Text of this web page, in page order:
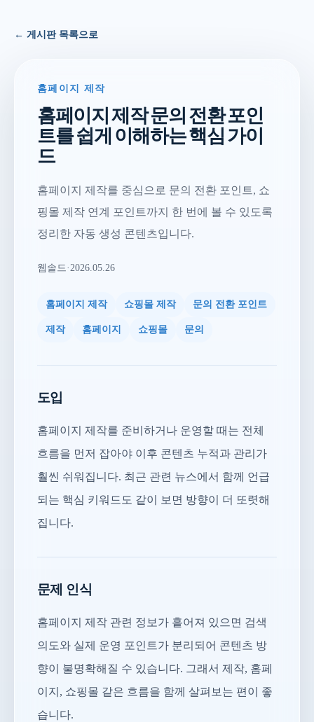
← 게시판 목록으로
홈페이지 제작
홈페이지 제작 문의 전환 포인
트를 쉽게 이해하는 핵심 가이
드
홈페이지 제작를 중심으로 문의 전환 포인트, 쇼
핑몰 제작 연계 포인트까지 한 번에 볼 수 있도록
정리한 자동 생성 콘텐츠입니다.
웹솔드·2026.05.26
홈페이지 제작 쇼핑몰 제작 문의 전환 포인트
제작 홈페이지 쇼핑몰 문의
도입
홈페이지 제작를 준비하거나 운영할 때는 전체
흐름을 먼저 잡아야 이후 콘텐츠 누적과 관리가
훨씬 쉬워집니다. 최근 관련 뉴스에서 함께 언급
되는 핵심 키워드도 같이 보면 방향이 더 또렷해
집니다.
문제 인식
홈페이지 제작 관련 정보가 흩어져 있으면 검색
의도와 실제 운영 포인트가 분리되어 콘텐츠 방
향이 불명확해질 수 있습니다. 그래서 제작, 홈페
이지, 쇼핑몰 같은 흐름을 함께 살펴보는 편이 좋
습니다.